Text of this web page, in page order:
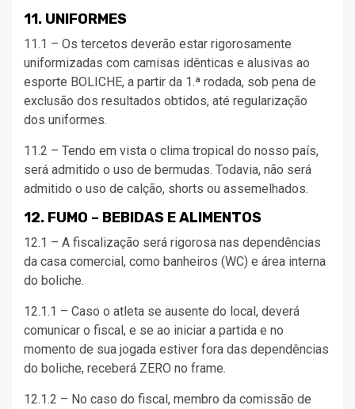
11. UNIFORMES
11.1 – Os tercetos deverão estar rigorosamente
uniformizadas com camisas idênticas e alusivas ao
esporte BOLICHE, a partir da 1.ª rodada, sob pena de
exclusão dos resultados obtidos, até regularização
dos uniformes.
11.2 – Tendo em vista o clima tropical do nosso país,
será admitido o uso de bermudas. Todavia, não será
admitido o uso de calção, shorts ou assemelhados.
12. FUMO – BEBIDAS E ALIMENTOS
12.1 – A fiscalização será rigorosa nas dependências
da casa comercial, como banheiros (WC) e área interna
do boliche.
12.1.1 – Caso o atleta se ausente do local, deverá
comunicar o fiscal, e se ao iniciar a partida e no
momento de sua jogada estiver fora das dependências
do boliche, receberá ZERO no frame.
12.1.2 – No caso do fiscal, membro da comissão de